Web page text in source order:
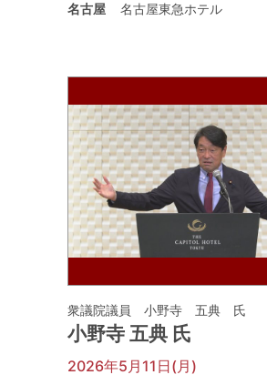
名古屋 名古屋東急ホテル
衆議院議員 小野寺 五典 氏
小野寺 五典 氏
2026年5月11日(月)